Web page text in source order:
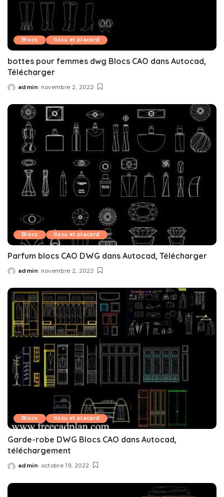
Blocs tissu et placard
bottes pour femmes dwg Blocs CAO dans Autocad,
Télécharger
Posted
admin novembre 2, 2022
Blocs tissu et placard
Parfum blocs CAO DWG dans Autocad, Télécharger
Posted
admin novembre 2, 2022
Blocs tissu et placard
Garde-robe DWG Blocs CAO dans Autocad,
téléchargement
Posted
admin octobre 19, 2022